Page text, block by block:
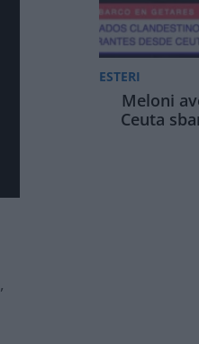
,
ESTERI
Meloni
Ceuta